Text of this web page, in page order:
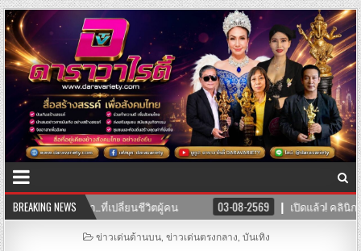
BREAKING NEWS
…ที่เปลี่ยนชีวิตผู้คน 03-08-2569 เปิดแล้ว! คลินิก TNH แพทย์แผนจี
POSTED
ข่าวเด่นด้านบน ข่าวเด่นตรงกลาง บันเทิง